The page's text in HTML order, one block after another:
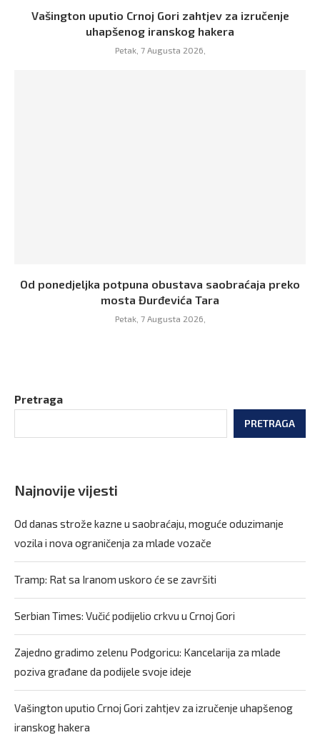
Vašington uputio Crnoj Gori zahtjev za izručenje
uhapšenog iranskog hakera
Petak, 7 Augusta 2026,
Od ponedjeljka potpuna obustava saobraćaja preko
mosta Đurđevića Tara
Petak, 7 Augusta 2026,
Pretraga
PRETRAGA
Najnovije vijesti
Od danas strože kazne u saobraćaju, moguće oduzimanje
vozila i nova ograničenja za mlade vozače
Tramp: Rat sa Iranom uskoro će se završiti
Serbian Times: Vučić podijelio crkvu u Crnoj Gori
Zajedno gradimo zelenu Podgoricu: Kancelarija za mlade
poziva građane da podijele svoje ideje
Vašington uputio Crnoj Gori zahtjev za izručenje uhapšenog
iranskog hakera